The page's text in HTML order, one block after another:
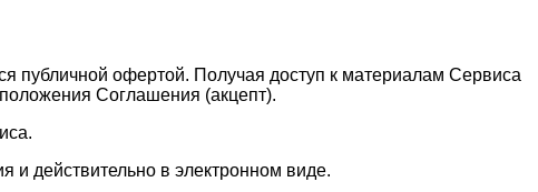
публичной офертой. Получая доступ к материалам Сервиса
Соглашения (акцепт).
и действительно в электронном виде.